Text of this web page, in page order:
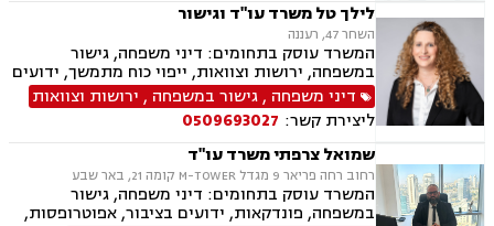
לילך טל משרד עו"ד וגישור
השחר 47, רעננה
המשרד עוסק בתחומים: דיני משפחה, גישור
במשפחה, ירושות וצוואות, ייפוי כוח מתמשך, ידועים
בציבור, אפוטרופסות, הסכמי ממון, מזונות, משמורת,
גירושין, הורות חד מינית, נישואים אזרחיים, ידועים
בציבור, חלוקת רכוש, מעמד אישי, תיאום הורי, זמני
שהות, עסקאות מתנה, גישור ובוררויות, גישור עסקי,
דיני חברות, סכסוך בין בעלי מניות, דיני צרכנות
ותיירות, משפט אזרחי, סכסוך שכנים.
דיני משפחה ,גישור במשפחה , ירושות וצוואות
ליצירת קשר: 0509693027
שמואל צרפתי משרד עו"ד
רחוב רחה פריאר 9 מגדל M-TOWER קומה 21, באר שבע
המשרד עוסק בתחומים: דיני משפחה, גישור
במשפחה, פונדקאות, ידועים בציבור, אפוטרופסות,